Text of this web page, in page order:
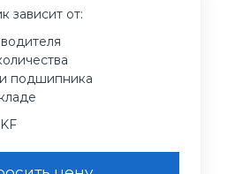
зависит от:
подшипника